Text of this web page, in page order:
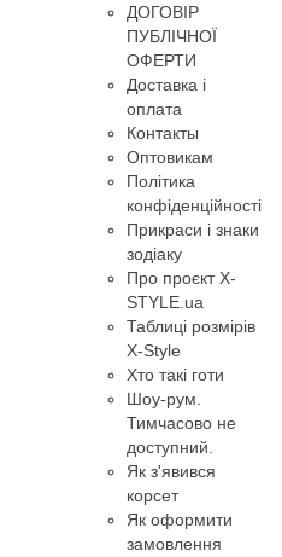
ДОГОВІР
ПУБЛІЧНОЇ
ОФЕРТИ
Доставка і
оплата
Контакты
Оптовикам
Політика
конфіденційності
Прикраси і знаки
зодіаку
Про проєкт X-
STYLE.ua
Таблиці розмірів
X-Style
Хто такі готи
Шоу-рум.
Тимчасово не
доступний.
Як з'явився
корсет
Як оформити
замовлення